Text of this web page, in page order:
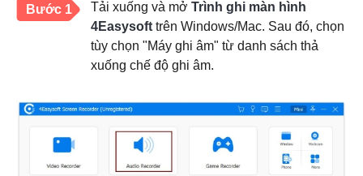
Bước 1 Tải xuống và mở Trình ghi màn hình
4Easysoft trên Windows/Mac. Sau đó, chọn
tùy chọn "Máy ghi âm" từ danh sách thả
xuống chế độ ghi âm.